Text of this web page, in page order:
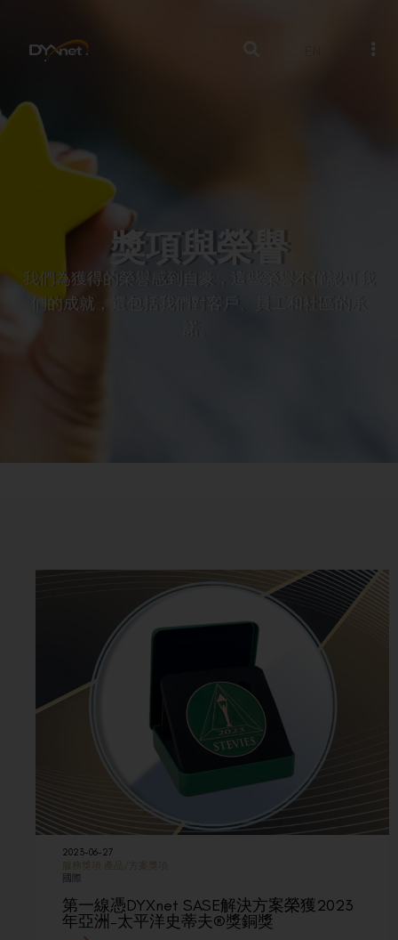
獎項與榮譽
我們為獲得的榮譽感到自豪，這些榮譽不僅認可我
們的成就，還包括我們對客戶、員工和社區的承
2023-06-27
服務獎項
產品/方案獎項
國際
第一線憑DYXnet SASE解決方案榮獲2023
年亞洲–太平洋史蒂夫®獎銅獎